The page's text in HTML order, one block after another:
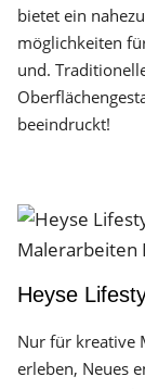
bietet ein
möglichkeiten
und.
beeindruckt!
Heyse
Nur für kreative
erleben, Neues